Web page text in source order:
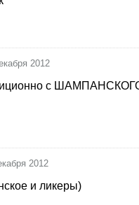
2012
с
2012
и ликеры)